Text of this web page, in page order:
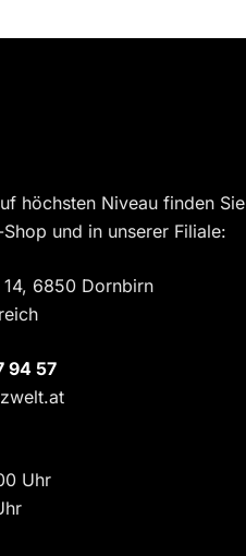
höchsten Niveau finden Sie
und in unserer Filiale:
6850 Dornbirn
94 57
Uhr